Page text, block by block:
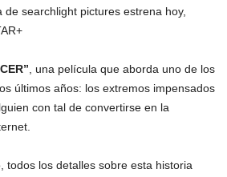
de searchlight pictures estrena hoy,
”, una película que aborda uno de los
últimos años: los extremos impensados
con tal de convertirse en la
todos los detalles sobre esta historia